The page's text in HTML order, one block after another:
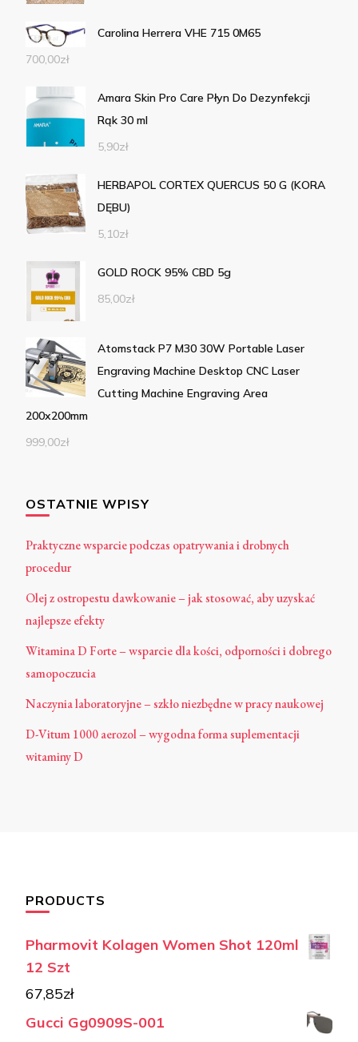
Carolina Herrera VHE 715 0M65
700,00zł
Amara Skin Pro Care Płyn Do Dezynfekcji
Rąk 30 ml
5,90zł
HERBAPOL CORTEX QUERCUS 50 G (KORA
DĘBU)
5,10zł
GOLD ROCK 95% CBD 5g
85,00zł
Atomstack P7 M30 30W Portable Laser
Engraving Machine Desktop CNC Laser
Cutting Machine Engraving Area
200x200mm
999,00zł
OSTATNIE WPISY
Praktyczne wsparcie podczas opatrywania i drobnych
procedur
Olej z ostropestu dawkowanie – jak stosować, aby uzyskać
najlepsze efekty
Witamina D Forte – wsparcie dla kości, odporności i dobrego
samopoczucia
Naczynia laboratoryjne – szkło niezbędne w pracy naukowej
D-Vitum 1000 aerozol – wygodna forma suplementacji
witaminy D
PRODUCTS
Pharmovit Kolagen Women Shot 120ml
12 Szt
67,85zł
Gucci Gg0909S-001